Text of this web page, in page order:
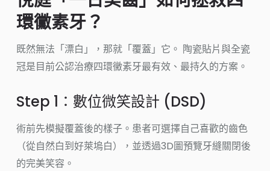
環黴素牙？
既然無法「漂白」，那就「覆蓋」它。 陶瓷貼片與全瓷
冠是目前公認治療四環黴素牙最有效、最持久的方案。
Step 1：數位微笑設計 (DSD)
術前先模擬覆蓋後的樣子。患者可選擇自己喜歡的齒色
（從自然白到好萊塢白），並透過3D圖預覽牙縫關閉後
的完美笑容。